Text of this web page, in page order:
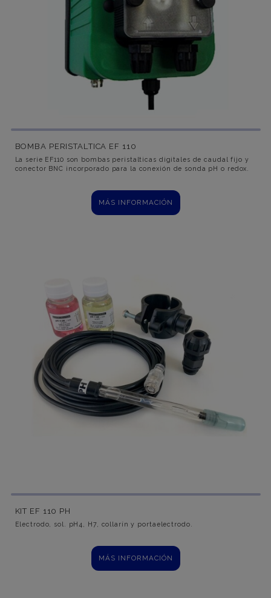
BOMBA PERISTALTICA EF 110
La serie EF110 son bombas peristalticas digitales de caudal fijo y
conector BNC incorporado para la conexión de sonda pH o redox.
MÁS INFORMACIÓN
KIT EF 110 PH
Electrodo, sol. pH4, H7, collarín y portaelectrodo.
MÁS INFORMACIÓN